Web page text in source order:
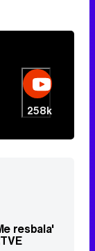
258k
resbala'